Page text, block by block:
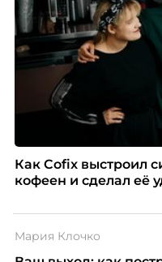
Как Cofix выстроил
кофеен и сделал её
Мария Клочко